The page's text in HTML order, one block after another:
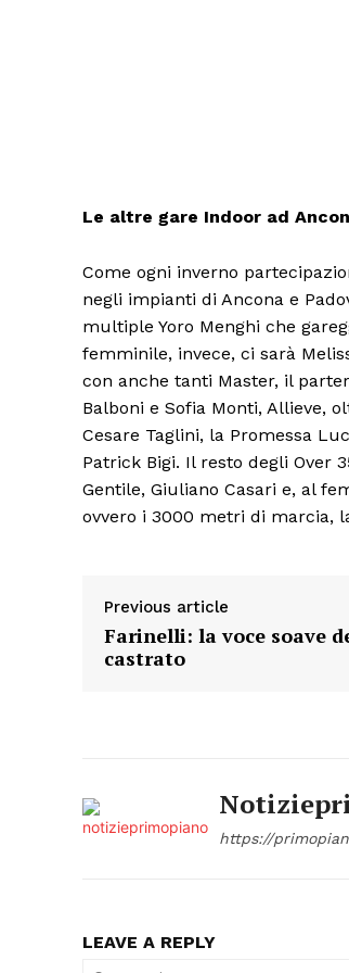
Le altre gare Indoor ad
Come ogni inverno
negli impianti di Ancona e
multiple Yoro Menghi che
femminile, invece, ci sarà
con anche tanti Master, il
Balboni e Sofia Monti, Allieve,
Cesare Taglini, la Promessa
Patrick Bigi. Il resto degli Over
Gentile, Giuliano Casari e, al
ovvero i 3000 metri di marcia,
Previous article
Farinelli: la voce soave
castrato
https://
LEAVE A REPLY